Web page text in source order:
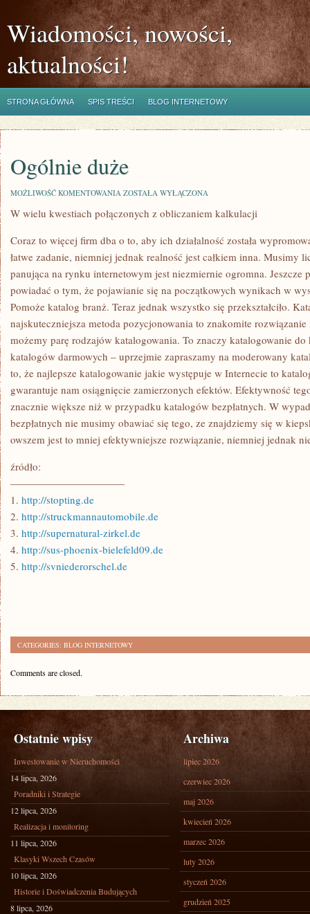
Wiadomości, nowości,
aktualności!
STRONA GŁÓWNA SPIS TREŚCI BLOG INTERNETOWY
Ogólnie duże
MOŻLIWOŚĆ KOMENTOWANIA OGÓLNIE
ZOSTAŁA WYŁĄCZONA
W wielu kwestiach połączonych z obliczaniem kalkulacji
Coraz to więcej firm dba o to, aby ich działalność została
łatwe zadanie, niemniej jednak realność jest całkiem inna. Musimy
panująca na rynku internetowym jest niezmiernie ogromna. Jeszcze
powiadać o tym, że pojawianie się na początkowych wynikach w
Pomoże katalog branż. Teraz jednak wszystko się przekształciło.
najskuteczniejsza metoda pozycjonowania to znakomite
możemy parę rodzajów katalogowania. To znaczy katalogowanie do
katalogów darmowych – uprzejmie zapraszamy na moderowany
to, że najlepsze katalogowanie jakie występuje w Internecie to
gwarantuje nam osiągnięcie zamierzonych efektów. Efektywność
znacznie większe niż w przypadku katalogów bezpłatnych. W
bezpłatnych nie musimy obawiać się tego, ze znajdziemy się w
owszem jest to mniej efektywniejsze rozwiązanie, niemniej jednak
źródło:
———————————
1. http://stopting.de
2. http://struckmannautomobile.de
3. http://supernatural-zirkel.de
4. http://sus-phoenix-bielefeld09.de
5. http://svniederorschel.de
CATEGORIES: BLOG INTERNETOWY
Comments are closed.
Ostatnie wpisy
Inwestowanie w Nieruchomości
14 lipca, 2026
Poradniki i Strategie
12 lipca, 2026
Realizacja i monitoring
11 lipca, 2026
Klasyki Wszech Czasów
10 lipca, 2026
Historie i Doświadczenia Budujących
8 lipca, 2026
Archiwa
lipiec 2026
czerwiec 2026
maj 2026
kwiecień 2026
marzec 2026
luty 2026
styczeń 2026
grudzień 2025